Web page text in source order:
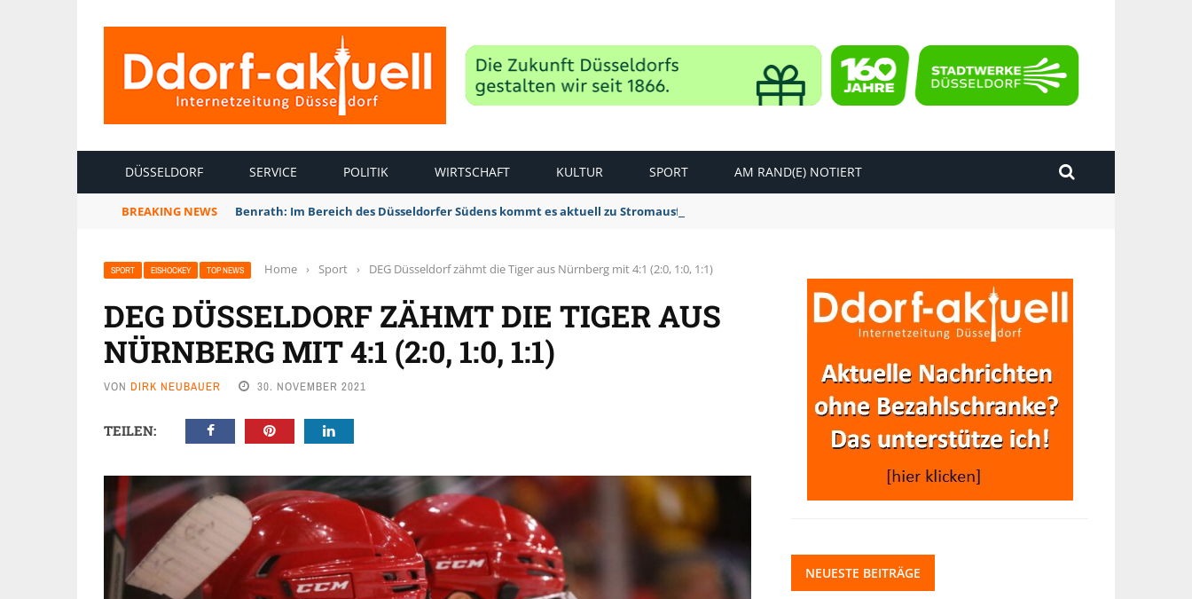
DÜSSELDORF SERVICE POLITIK WIRTSCHAFT KULTUR SPORT AM RAND(E) NOTIERT
BREAKING NEWS Benrath: Im Bereich des Düsseldorfer Südens kommt es aktuell zu Stromausfällen
SPORT EISHOCKEY TOP NEWS Home › Sport › DEG Düsseldorf zähmt die Tiger aus Nürnberg mit 4:1 (2:0, 1:0, 1:1)
DEG DÜSSELDORF ZÄHMT DIE TIGER AUS
NÜRNBERG MIT 4:1 (2:0, 1:0, 1:1)
VON DIRK NEUBAUER 30. NOVEMBER 2021
TEILEN:
NEUESTE BEITRÄGE